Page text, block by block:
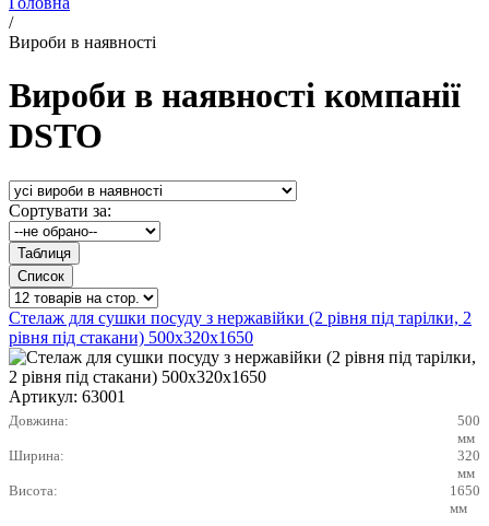
/
Вироби в наявності
Вироби в наявності компанії
DSTO
Сортувати за:
Стелаж для сушки посуду з нержавійки (2 рівня під тарілки, 2
рівня під стакани) 500х320х1650
Артикул: 63001
Довжина:
500
мм
Ширина:
320
мм
Висота:
1650
мм